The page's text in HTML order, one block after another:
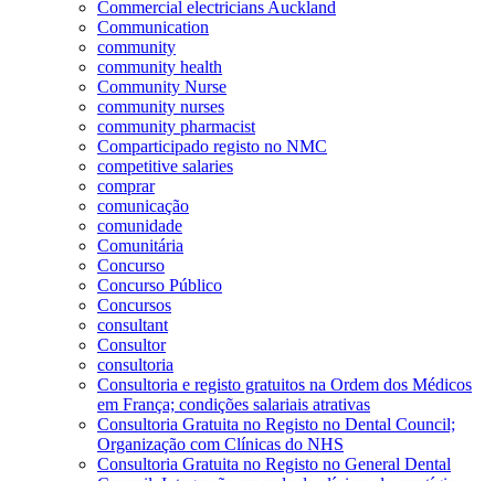
Commercial electricians Auckland
Communication
community
community health
Community Nurse
community nurses
community pharmacist
Comparticipado registo no NMC
competitive salaries
comprar
comunicação
comunidade
Comunitária
Concurso
Concurso Público
Concursos
consultant
Consultor
consultoria
Consultoria e registo gratuitos na Ordem dos Médicos
em França; condições salariais atrativas
Consultoria Gratuita no Registo no Dental Council;
Organização com Clínicas do NHS
Consultoria Gratuita no Registo no General Dental